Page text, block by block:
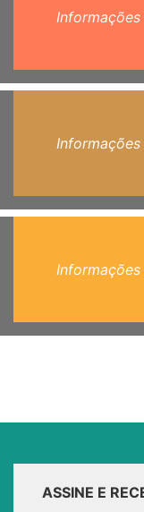
ASSINE E